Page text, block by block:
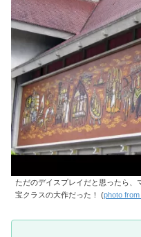
ただのデイスプレイだと思ったら、
宝クラスの大作だった！ (photo